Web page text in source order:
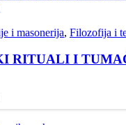
i masonerija, Filozofija i
RITUALI I